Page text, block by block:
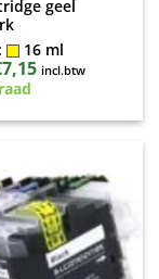
geel
16 ml
7,15Huidige
prijs
incl.btw